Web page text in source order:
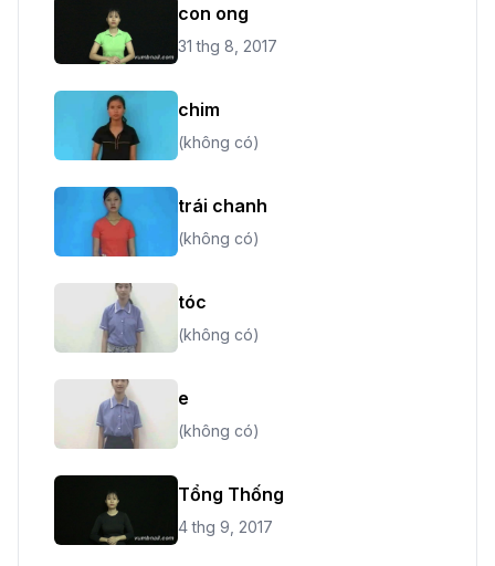
con ong
31 thg 8, 2017
chim
(không có)
trái chanh
(không có)
tóc
(không có)
e
(không có)
Tổng Thống
4 thg 9, 2017